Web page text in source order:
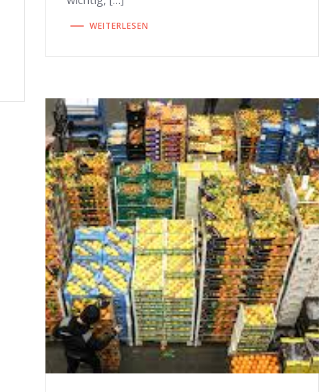
WEITERLESEN